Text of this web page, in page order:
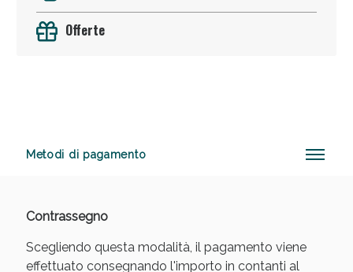
Offerte
Metodi di pagamento
Contrassegno
Scegliendo questa modalità, il pagamento viene
effettuato consegnando l'importo in contanti al